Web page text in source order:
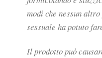
modi che nessun
sessuale ha potuto
Il prodotto può